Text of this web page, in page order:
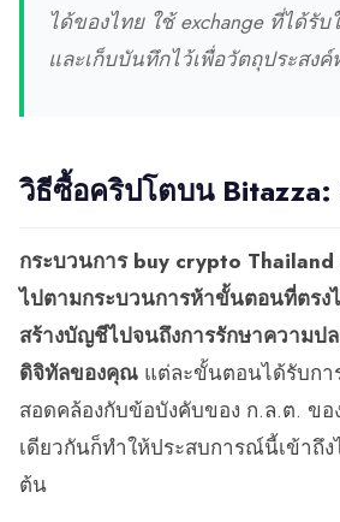
ได้ของไทย ใช้ exchange ที่ได้รั
และเก็บบันทึกไว้เพื่อวัตถุประสง
วิธีซื้อคริปโตบน
กระบวนการ buy crypto
ไปตามกระบวนการห้าขั้นตอนที่ตรง
สร้างบัญชีไปจนถึงการรักษาความป
ดิจิทัลของคุณ แต่ละขั้นตอนได้รับกา
สอดคล้องกับข้อบังคับของ ก.ล.ต. ข
เดียวกันก็ทำให้ประสบการณ์นี้เข้าถึง
ต้น